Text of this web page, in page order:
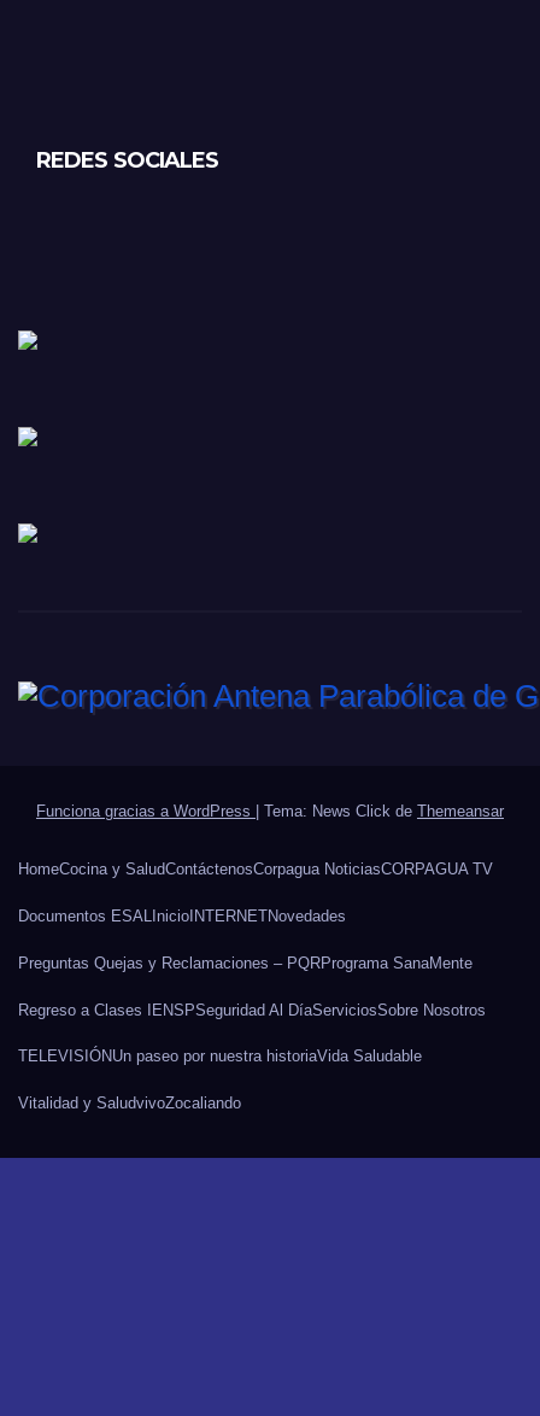
REDES SOCIALES
Funciona gracias a WordPress Tema: News Click de Themeansar
HomeCocina y SaludContáctenosCorpagua NoticiasCORPAGUA TV
Documentos ESAL Inicio INTERNETNovedades
Preguntas Quejas y Reclamaciones – PQRPrograma SanaMente
Regreso a Clases IENSPSeguridad Al DíaServiciosSobre Nosotros
TELEVISIÓNUn paseo por nuestra historiaVida Saludable
Vitalidad y SaludvivoZocaliando